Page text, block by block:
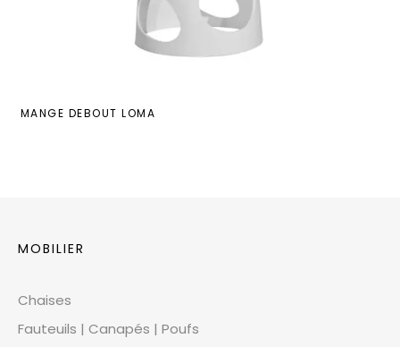
MANGE DEBOUT LOMA
MOBILIER
Chaises
Fauteuils | Canapés | Poufs